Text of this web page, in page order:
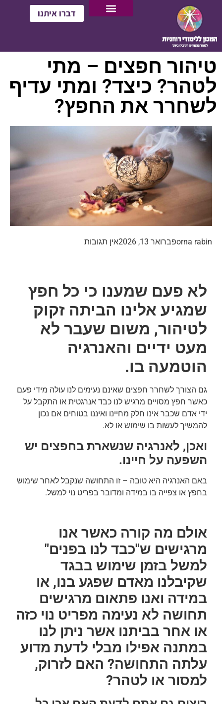
דברו איתנו
טיהור חפצים – מתי
לטהר? כיצד? ומתי עדיף
לשחרר את החפץ?
orna rabinפברואר 13, 2026 אין תגובות
לא פעם שמענו כי כל חפץ
שמגיע אלינו הביתה זקוק
לטיהור, משום שעבר לא
מעט ידיים והאנרגיה
הוטמעה בו.
גם הצורך לשחרר חפצים שאינם נעימים לנו עולה מידי פעם
כאשר חפץ מסויים מרגיש לנו כבד אנרגטית או התקבל על
ידי אדם שכבר אינו חלק מחיינו ואיננו בטוחים אם נכון
להמשיך לעשות בו שימוש או לא.
ואכן, לאנרגיה שנשארת בחפצים יש
השפעה על חיינו.
באם האנרגיה היא טובה – זו התחושה שנקבל לאחר שימוש
בחפץ או צפייה בו במידה ומדובר בפריט נוי למשל.
אולם מה קורה כאשר אנו
מרגישים ש"כבד לנו בפנים"
למשל בזמן שימוש בבגד
שקיבלנו מאדם שפגע בנו, או
במידה ואנו פתאום מרגישים
תחושה לא נעימה מפריט נוי כזה
או אחר בביתנו אשר ניתן לנו
במתנה אפילו מבלי לדעת מדוע
עלתה התחושה? האם לזרוק,
למסור או לטהר?